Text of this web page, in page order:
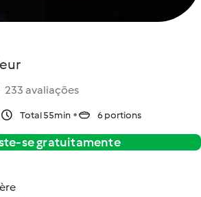
233 avaliações
Total 55min 6 portions
se gratuitamente